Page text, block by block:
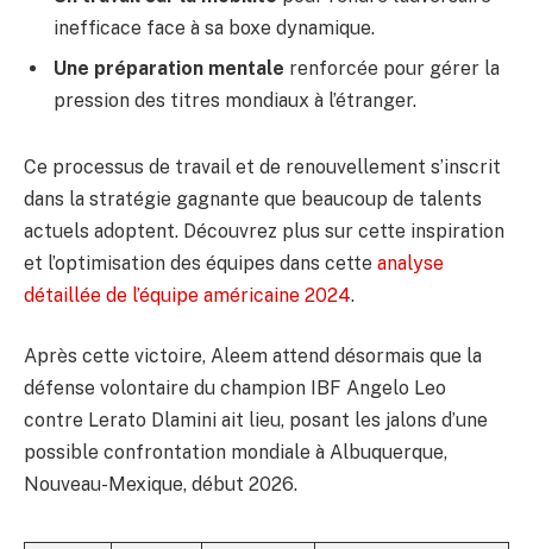
inefficace face à sa boxe dynamique.
Une préparation mentale renforcée pour gérer la
pression des titres mondiaux à l’étranger.
Ce processus de travail et de renouvellement s’inscrit
dans la stratégie gagnante que beaucoup de talents
actuels adoptent. Découvrez plus sur cette inspiration
et l’optimisation des équipes dans cette analyse
détaillée de l’équipe américaine 2024.
Après cette victoire, Aleem attend désormais que la
défense volontaire du champion IBF Angelo Leo
contre Lerato Dlamini ait lieu, posant les jalons d’une
possible confrontation mondiale à Albuquerque,
Nouveau-Mexique, début 2026.